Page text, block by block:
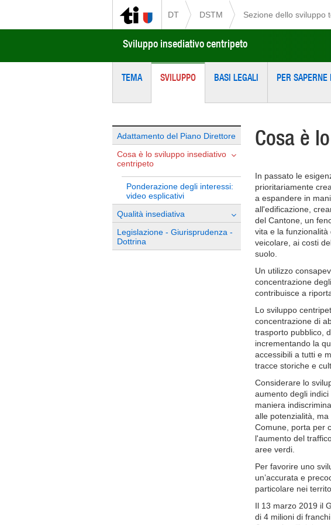
DT DSTM Sezione dello sviluppo
Sviluppo insediativo centripeto
TEMA SVILUPPO BASI LEGALI PER SAPERNE
Adattamento del Piano Direttore
Cosa è lo sviluppo insediativo
centripeto
Ponderazione degli interessi:
video esplicativi
Qualità insediativa
Legislazione - Giurisprudenza -
Dottrina
Cosa è
In passato le
prioritariamente
a espandere in
all'edificazione,
del Cantone, un
vita e la
veicolare, ai costi
suolo.
Un utilizzo
concentrazione
contribuisce a
Lo sviluppo
concentrazione di
trasporto pubblico,
incrementando la
accessibili a tutti e
tracce storiche e
Considerare lo
aumento degli
maniera
alle potenzialità,
Comune, porta per
l'aumento del
aree verdi.
Per favorire uno
un’accurata e
particolare nei
Il 13 marzo 2019 il
di 4 milioni di